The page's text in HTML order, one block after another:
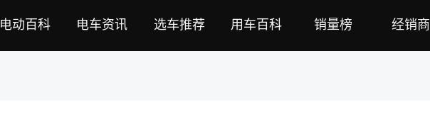
电动百科 电车资讯 选车推荐 用车百科 销量榜 经销商